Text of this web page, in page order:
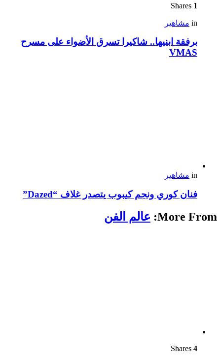
1
in مشاهير
برفقة ابنيها.. شاكيرا تسرق الأضواء على مسرح
VMAS
in مشاهير
فنان كوري ونجم كيبوب يتصدر غلاف “Dazed”
More From: عالم الفن
4